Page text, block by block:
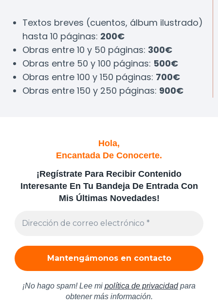
Textos breves (cuentos, álbum ilustrado)
hasta 10 páginas: 200€
Obras entre 10 y 50 páginas: 300€
Obras entre 50 y 100 páginas: 500€
Obras entre 100 y 150 páginas: 700€
Obras entre 150 y 250 páginas: 900€
Hola,
Encantada De Conocerte.
¡Regístrate Para Recibir Contenido
Interesante En Tu Bandeja De Entrada Con
Mis Últimas Novedades!
¡No hago spam! Lee mi política de privacidadpara
obtener más información.